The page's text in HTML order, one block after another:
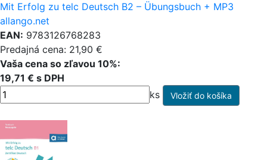
Mit Erfolg zu telc Deutsch B2 – Übungsbuch + MP3
allango.net
EAN: 9783126768283
Predajná cena: 21,90 €
Vaša cena so zľavou 10%:
19,71 € s DPH
ks